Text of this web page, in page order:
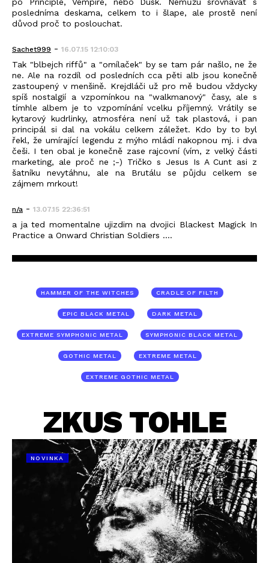
posledníma deskama, celkem to i šlape, ale prostě není
důvod proč to poslouchat.
Sachet999 - 16.07.15 12:10:03
Tak "blbejch riffů" a "omílaček" by se tam pár našlo, ne že
ne. Ale na rozdíl od posledních cca pěti alb jsou konečně
zastoupený v menšině. Krejdláči už pro mě budou vždycky
spíš nostalgií a vzpomínkou na "walkmanový" časy, ale s
tímhle albem je to vzpomínání vcelku příjemný. Vrátily se
kytarový kudrlinky, atmosféra není už tak plastová, i pan
principál si dal na vokálu celkem záležet. Kdo by to byl
řekl, že umírající legendu z mýho mládí nakopnou mj. i dva
češi. I ten obal je konečně zase rajcovní (vím, z velký části
marketing, ale proč ne ;-) Tričko s Jesus Is A Cunt asi z
šatníku nevytáhnu, ale na Brutálu se půjdu celkem se
zájmem mrkout!
n/a - 13.07.15 22:36:51
a ja ted momentalne ujizdim na dvojici Blackest Magick In
Practice a Onward Christian Soldiers ....
HAMMER OF THE WITCHES CRADLE OF FILTH
EPIC BLACK METAL DARK METAL
EXTREME SYMPHONIC METAL SYMPHONIC BLACK METAL
GOTHIC METAL EXTREME METAL
EXTREME GOTHIC METAL
ZKUS TOHLE
NOVINKA